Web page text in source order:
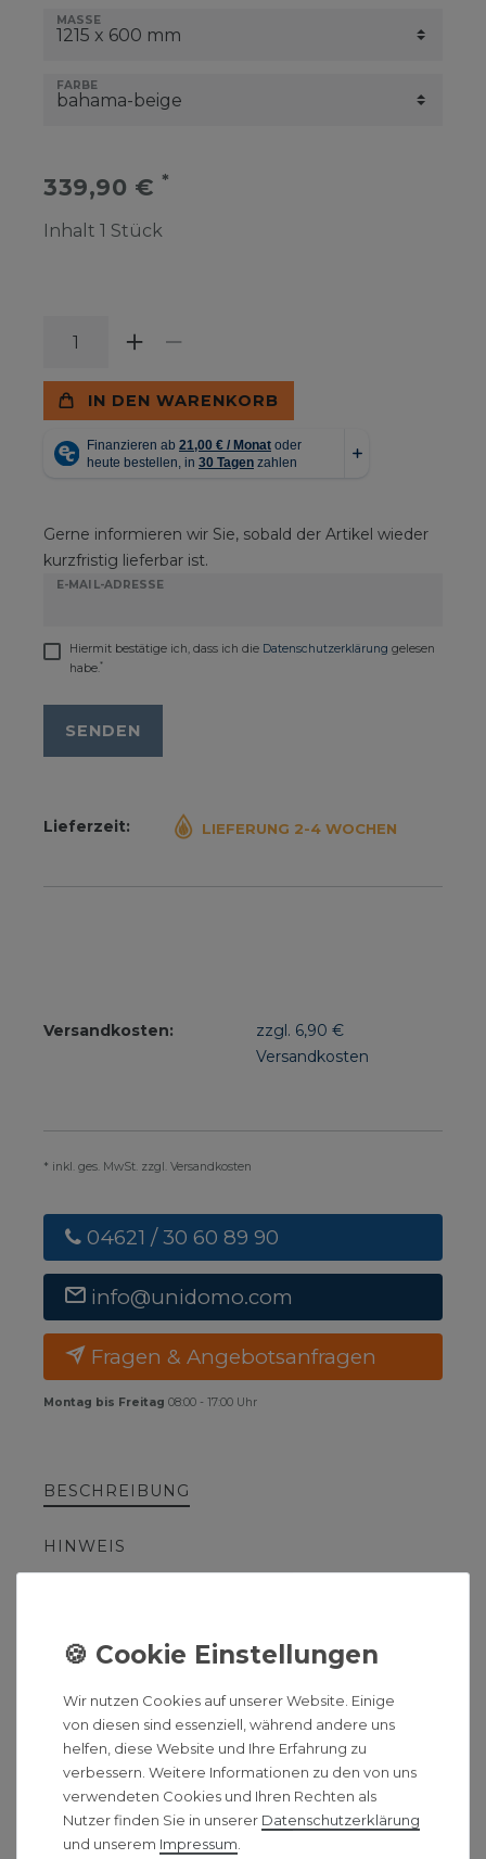
MASSE
FARBE
339,90 € *
Inhalt 1 Stück
IN DEN WARENKORB
Gerne informieren wir Sie, sobald der Artikel wieder
kurzfristig lieferbar ist.
E-MAIL-ADRESSE
Hiermit bestätige ich, dass ich die Daten­schutz­erklärung gelesen
habe.*
SENDEN
Lieferzeit: LIEFERUNG 2-4 WOCHEN
Versandkosten:
zzgl. 6,90 €
Versandkosten
* inkl. ges. MwSt. zzgl. Versandkosten
04621 / 30 60 89 90
info@unidomo.com
Fragen & Angebotsanfragen
Montag bis Freitag 08:00 - 17:00 Uhr
BESCHREIBUNG
HINWEIS
HSK Line Round Badheizkörper
Mittelanschluss
Der Line Round Designheizkörper bringt Schwung
ins Bad. Die leicht gebogenen Heizrohre
ermöglichen ein bequemes Aufhängen von
Handtüchern. Wie das Modell Line, ist auch er im
Wir nutzen Cookies auf unserer Website. Einige
von diesen sind essenziell, während andere uns
helfen, diese Website und Ihre Erfahrung zu
verbessern. Weitere Informationen zu den von uns
verwendeten Cookies und Ihren Rechten als
Nutzer finden Sie in unserer Daten­schutz­erklärung
und unserem Impressum